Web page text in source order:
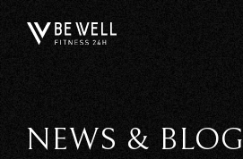
NEWS & BLOG